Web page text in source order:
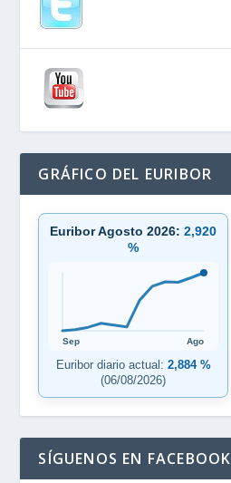
GRÁFICO DEL EURIBOR
Euribor Agosto 2026:2,920
%
Sep Ago
Euribor diario actual: 2,884 %
(06/08/2026)
SÍGUENOS EN FACEBOOK